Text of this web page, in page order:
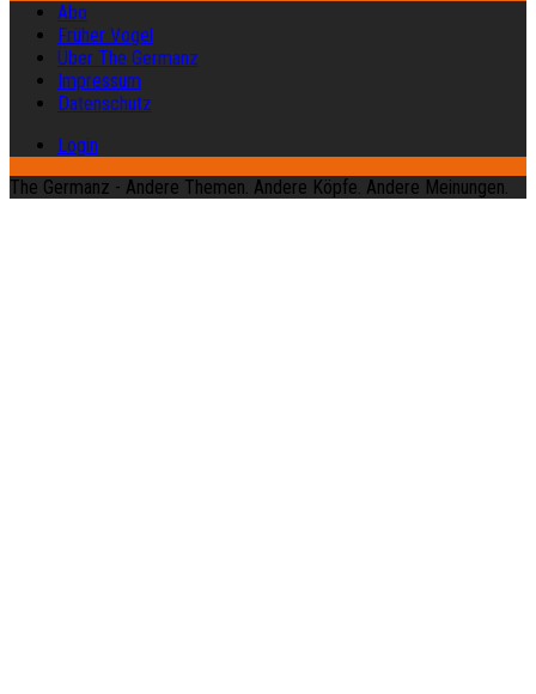
Abo
Früher Vogel
Über The Germanz
Impressum
Datenschutz
Login
The Germanz - Andere Themen. Andere Köpfe. Andere Meinungen.